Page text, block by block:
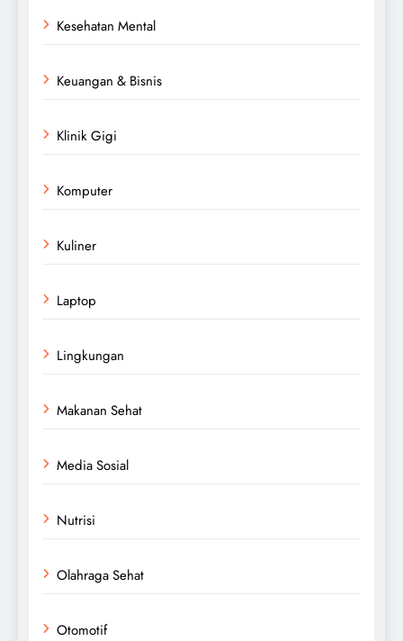
Kesehatan Mental
Keuangan & Bisnis
Klinik Gigi
Komputer
Kuliner
Laptop
Lingkungan
Makanan Sehat
Media Sosial
Nutrisi
Olahraga Sehat
Otomotif